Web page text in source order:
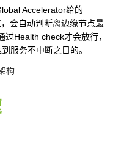
Accelerator给的
会自动判断离边缘节点最
Health check才会放行，
服务不中断之目的。